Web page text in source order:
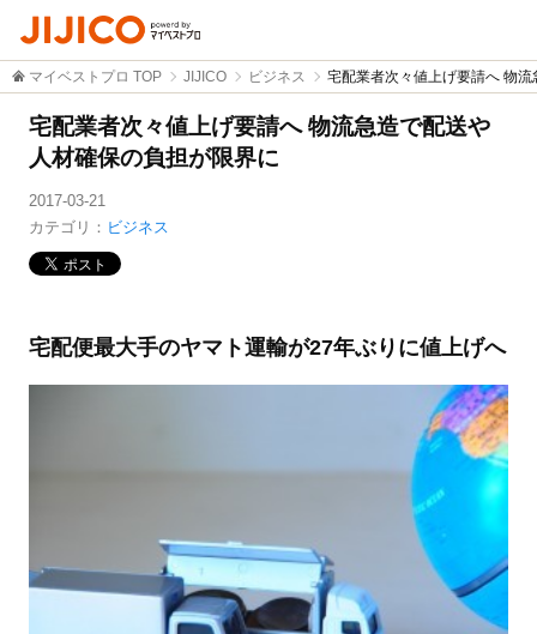
マイベストプロ TOP JIJICO ビジネス 宅配業者次々値上げ要請へ 物
宅配業者次々値上げ要請へ 物流急造で配送や
人材確保の負担が限界に
2017-03-21
カテゴリ： ビジネス
宅配便最大手のヤマト運輸が27年ぶりに値上げへ